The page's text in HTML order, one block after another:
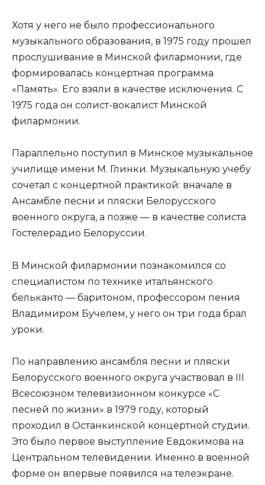
Хотя у него не было профессионального
музыкального образования, в 1975 году прошел
прослушивание в Минской филармонии, где
формировалась концертная программа
«Память». Его взяли в качестве исключения. С
1975 года он солист-вокалист Минской
филармонии.
Параллельно поступил в Минское музыкальное
училище имени М. Глинки. Музыкальную учебу
сочетал с концертной практикой: вначале в
Ансамбле песни и пляски Белорусского
военного округа, а позже — в качестве солиста
Гостелерадио Белоруссии.
В Минской филармонии познакомился со
специалистом по технике итальянского
бельканто — баритоном, профессором пения
Владимиром Бучелем, у него он три года брал
уроки.
По направлению ансамбля песни и пляски
Белорусского военного округа участвовал в ІІІ
Всесоюзном телевизионном конкурсе «С
песней по жизни» в 1979 году, который
проходил в Останкинской концертной студии.
Это было первое выступление Евдокимова на
Центральном телевидении. Именно в военной
форме он впервые появился на телеэкране.